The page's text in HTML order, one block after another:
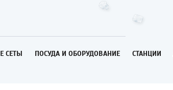
СЕТЫ ПОСУДА И ОБОРУДОВАНИЕ СТАНЦИИ